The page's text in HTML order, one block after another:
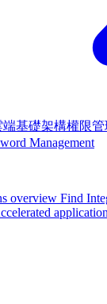
端基礎架構權限管
Management
overview Find